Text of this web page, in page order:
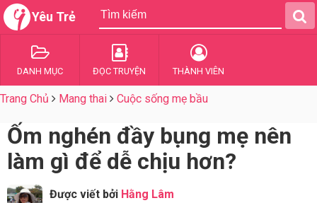
Yêu Trẻ
DANH MỤC ĐỌC TRUYỆN THÀNH VIÊN
Trang Chủ Mang thai Cuộc sống mẹ bầu
Ốm nghén đầy bụng mẹ nên
làm gì để dễ chịu hơn?
Được viết bởi Hằng Lâm